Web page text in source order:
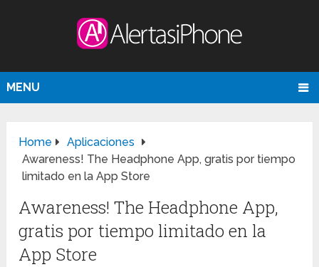
MENU
Home
Aplicaciones
Awareness! The Headphone App, gratis por tiempo
limitado en la App Store
Awareness! The Headphone App,
gratis por tiempo limitado en la
App Store